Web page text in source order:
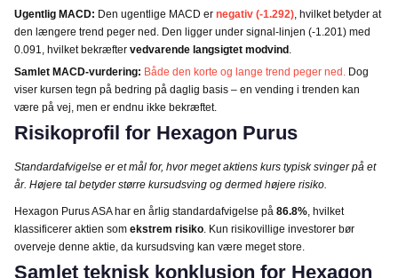
Ugentlig MACD: Den ugentlige MACD er negativ (-1.292), hvilket betyder at
den længere trend peger ned. Den ligger under signal-linjen (-1.201) med
0.091, hvilket bekræfter vedvarende langsigtet modvind .
Samlet MACD-vurdering: Både den korte og lange trend peger ned. Dog
viser kursen tegn på bedring på daglig basis – en vending i trenden kan
være på vej, men er endnu ikke bekræftet.
Risikoprofil for Hexagon Purus
Standardafvigelse er et mål for, hvor meget aktiens kurs typisk svinger på et
år. Højere tal betyder større kursudsving og dermed højere risiko.
Hexagon Purus ASA har en årlig standardafvigelse på 86.8%, hvilket
klassificerer aktien som ekstrem risiko. Kun risikovillige investorer bør
overveje denne aktie, da kursudsving kan være meget store.
Samlet teknisk konklusion for Hexagon